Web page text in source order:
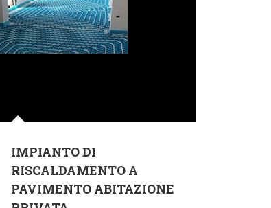
IMPIANTO DI
RISCALDAMENTO A
PAVIMENTO ABITAZIONE